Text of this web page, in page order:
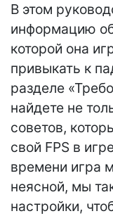
В этом
информацию
которой она
привыкать к
разделе
найдете не
советов,
свой FPS в
времени игра
неясной, мы
настройки,